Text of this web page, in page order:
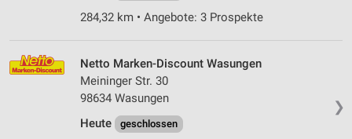
284,32 km • Angebote: 3 Prospekte
❯
Netto Marken-Discount Wasungen
Meininger Str. 30
98634 Wasungen
Heute
geschlossen